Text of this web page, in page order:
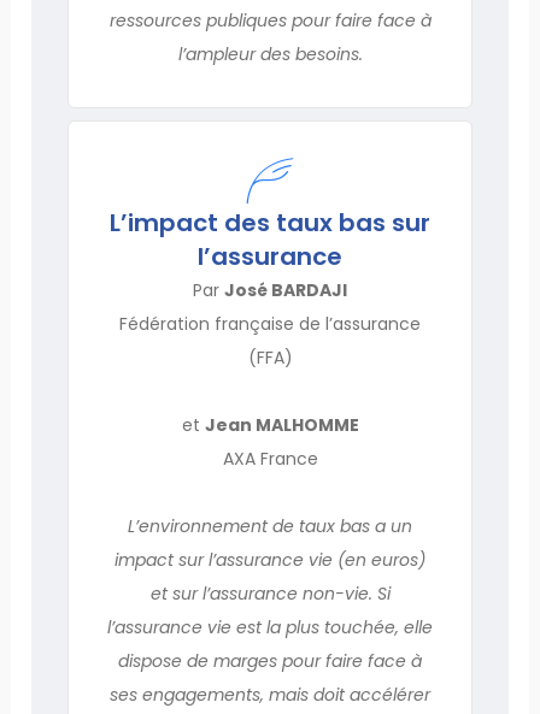
ressources publiques pour faire face à
l’ampleur des besoins.
L’impact des taux bas sur
l’assurance
Par José BARDAJI
Fédération française de l’assurance
(FFA)
et Jean MALHOMME
AXA France
L’environnement de taux bas a un
impact sur l’assurance vie (en euros)
et sur l’assurance non-vie. Si
l’assurance vie est la plus touchée, elle
dispose de marges pour faire face à
ses engagements, mais doit accélérer